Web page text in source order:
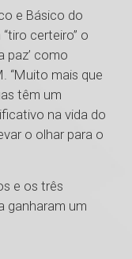
e Básico do
certeiro” o
paz’ como
“Muito mais que
têm um
na vida do
o olhar para o
e os três
ganharam um